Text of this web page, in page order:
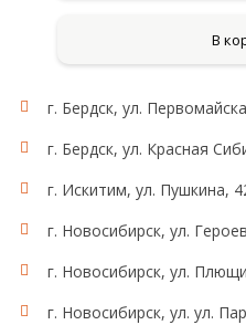
В
г. Бердск, ул.
г. Бердск, ул. Красная
г. Искитим, ул. Пушкина,
г. Новосибирск, ул.
г. Новосибирск, ул.
г. Новосибирск, ул. ул.